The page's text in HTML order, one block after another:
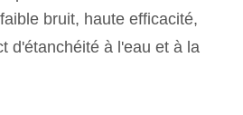
bruit, haute efficacité,
d'étanchéité à l'eau et à la